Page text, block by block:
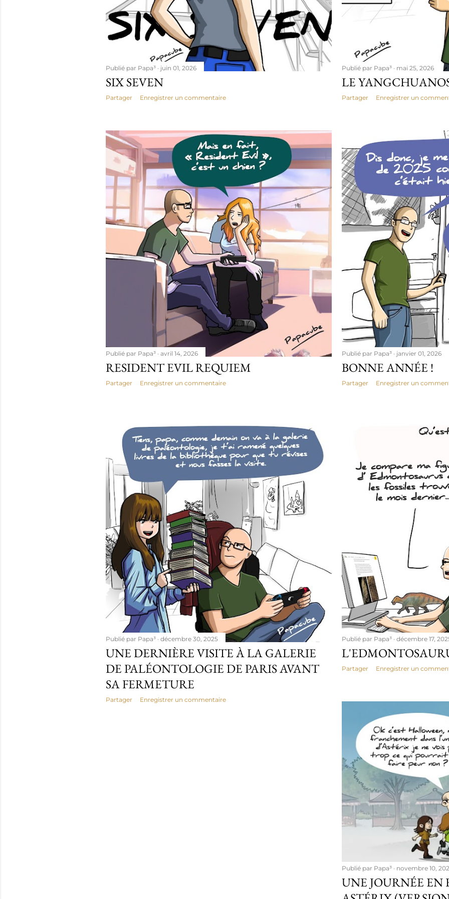
Publié par Papa³ juin 01, 2026
SIX SEVEN
Partager Enregistrer un commentaire
Publié par Papa³ mai 25, 2026
LE
Partager Enregistrer un
Publié par Papa³ avril 14, 2026
RESIDENT EVIL REQUIEM
Partager Enregistrer un commentaire
Publié par Papa³ janvier 01, 2026
BONNE ANNÉE !
Partager Enregistrer un
Publié par Papa³ décembre 30, 2025
UNE DERNIÈRE VISITE À LA GALERIE
DE PALÉONTOLOGIE DE PARIS AVANT
SA FERMETURE
Partager Enregistrer un commentaire
Publié par Papa³ décembre 17,
Partager Enregistrer un
Publié par Papa³ novembre 10,
UNE JOURNÉE EN